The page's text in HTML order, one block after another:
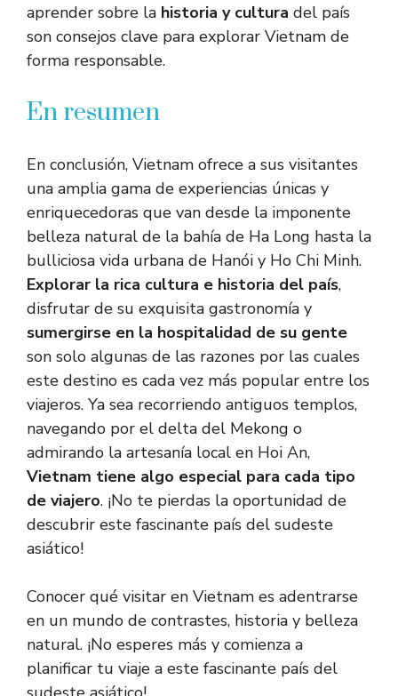
aprender sobre la historia y cultura del país
son consejos clave para explorar Vietnam de
forma responsable.
En resumen
En conclusión, Vietnam ofrece a sus visitantes
una amplia gama de experiencias únicas y
enriquecedoras que van desde la imponente
belleza natural de la bahía de Ha Long hasta la
bulliciosa vida urbana de Hanói y Ho Chi Minh.
Explorar la rica cultura e historia del país,
disfrutar de su exquisita gastronomía y
sumergirse en la hospitalidad de su gente
son solo algunas de las razones por las cuales
este destino es cada vez más popular entre los
viajeros. Ya sea recorriendo antiguos templos,
navegando por el delta del Mekong o
admirando la artesanía local en Hoi An,
Vietnam tiene algo especial para cada tipo
de viajero. ¡No te pierdas la oportunidad de
descubrir este fascinante país del sudeste
asiático!
Conocer qué visitar en Vietnam es adentrarse
en un mundo de contrastes, historia y belleza
natural. ¡No esperes más y comienza a
planificar tu viaje a este fascinante país del